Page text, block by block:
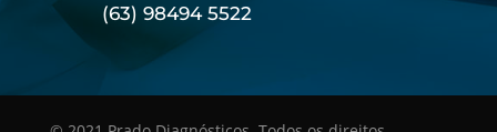
(63) 98494 5522